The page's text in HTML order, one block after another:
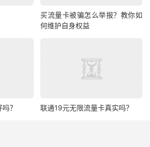
买流量卡被骗怎么举报？教你如
何维护自身权益
？ 联通19元无限流量卡真实吗？